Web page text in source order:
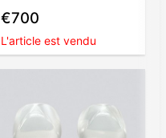
€700
L'article est vendu